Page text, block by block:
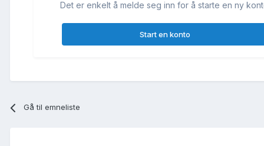
Det er enkelt å melde seg inn for å starte en ny
Start en konto
Gå til emneliste